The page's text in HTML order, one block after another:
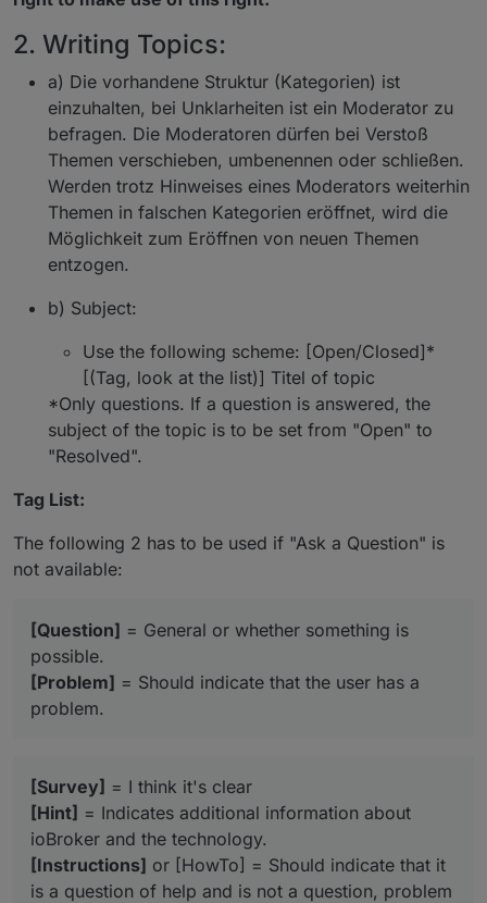
2. Writing Topics:
a) Die vorhandene Struktur (Kategorien) ist
einzuhalten, bei Unklarheiten ist ein Moderator zu
befragen. Die Moderatoren dürfen bei Verstoß
Themen verschieben, umbenennen oder schließen.
Werden trotz Hinweises eines Moderators weiterhin
Themen in falschen Kategorien eröffnet, wird die
Möglichkeit zum Eröffnen von neuen Themen
entzogen.
b) Subject:
Use the following scheme: [Open/Closed]*
[(Tag, look at the list)] Titel of topic
*Only questions. If a question is answered, the
subject of the topic is to be set from "Open" to
"Resolved".
Tag List:
The following 2 has to be used if "Ask a Question" is
not available:
[Question] = General or whether something is
possible.
[Problem] = Should indicate that the user has a
problem.
[Survey] = I think it's clear
[Hint] = Indicates additional information about
ioBroker and the technology.
[Instructions] or [HowTo] = Should indicate that it
is a question of help and is not a question, problem